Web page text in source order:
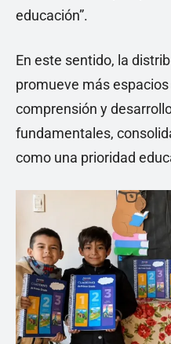
educación”.
En este sentido, la
promueve más
comprensión y
fundamentales,
como una prioridad